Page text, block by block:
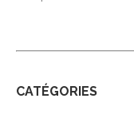
CATÉGORIES